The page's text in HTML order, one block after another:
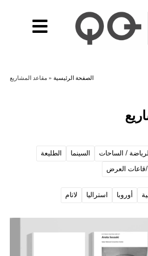
الصفحة الرئيسية » مقاعد المشاريع
الرياضة / الساحات السينما الطليعة
قاعات العرض
أوروبا استراليا لاتام